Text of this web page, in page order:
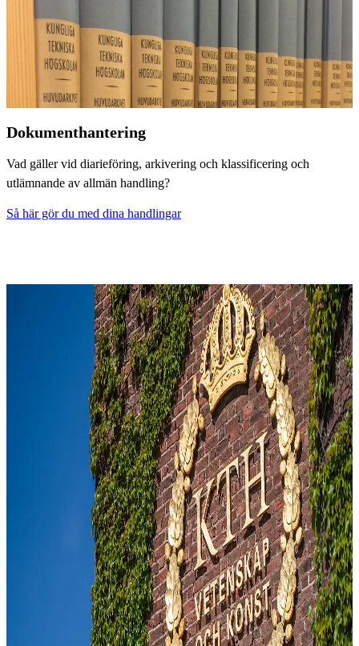
Dokumenthantering
Vad gäller vid diarieföring, arkivering och klassificering och
utlämnande av allmän handling?
Så här gör du med dina handlingar